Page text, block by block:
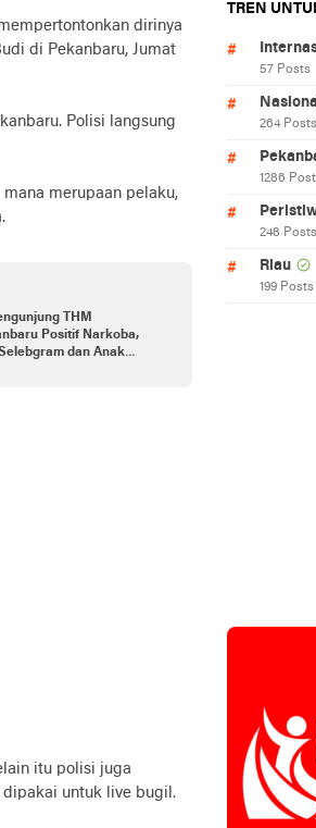
dirinya
di Pekanbaru, Jumat
Polisi langsung
merupaan pelaku,
THM
Positif Narkoba,
dan Anak
itu polisi juga
untuk live bugil.
TREN
57 Posts
264 Posts
1286
248 Posts
Riau
199 Posts